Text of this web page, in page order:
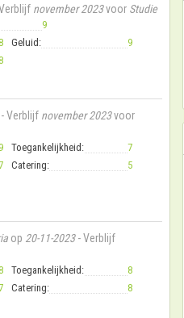
november 2023voor Studie
9
Geluid:
9
Verblijf november 2023voor
9 Toegankelijkheid:
7
Catering:
5
op 20-11-2023- Verblijf
Toegankelijkheid:
8
Catering:
8